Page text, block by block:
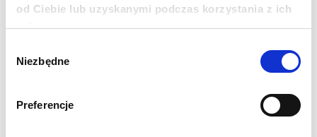
od Ciebie lub uzyskanymi podczas korzystania z ich
usług.
zgody
Niezbędne
Preferencje
INFO@PCPM.ORG.PL